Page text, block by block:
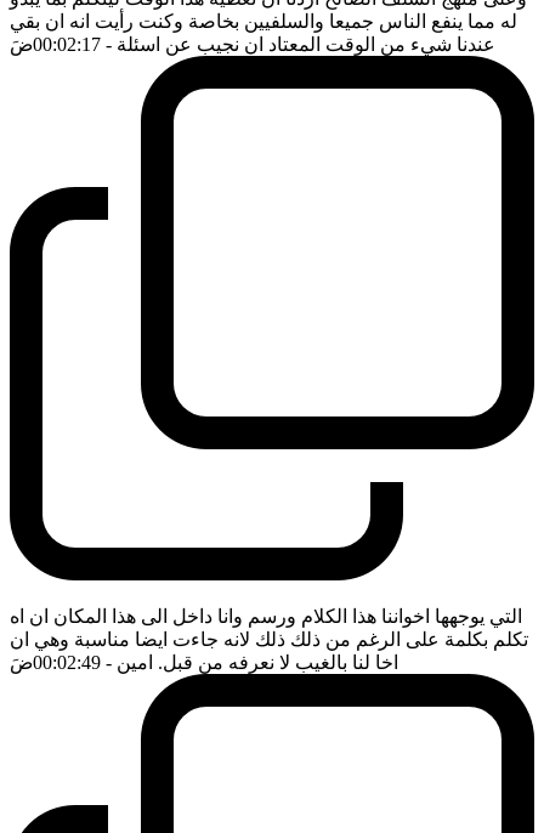
له مما ينفع الناس جميعا والسلفيين بخاصة وكنت رأيت انه ان بقي
عندنا شيء من الوقت المعتاد ان نجيب عن اسئلة - 00:02:17 ضَ
التي يوجهها اخواننا هذا الكلام ورسم وانا داخل الى هذا المكان ان اه
تكلم بكلمة على الرغم من ذلك ذلك لانه جاءت ايضا مناسبة وهي ان
اخا لنا بالغيب لا نعرفه من قبل. امين - 00:02:49 ضَ